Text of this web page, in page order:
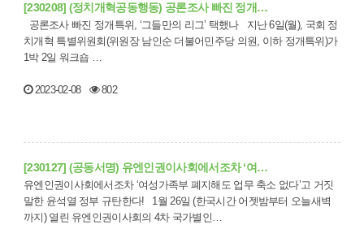
[230208] (정치개혁공동행동) 공론조사 빠진 정개…
치개혁 특별위원회(위원장 남인순 더불어민주당 의원, 이하 정개특위)가
1박 2일 워크숍 …
2023-02-08 802
[230127] (공동서명) 유엔인권이사회에서조차 ‘여…
유엔인권이사회에서조차 ‘여성가족부 폐지해도 업무 축소 없다’고 거짓
말한 윤석열 정부 규탄한다! 1월 26일 (한국시간 어젯밤부터 오늘새벽
까지) 열린 유엔인권이사회의 4차 국가별인…